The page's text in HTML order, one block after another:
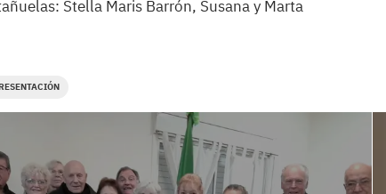
Stella Maris Barrón, Susana y Marta